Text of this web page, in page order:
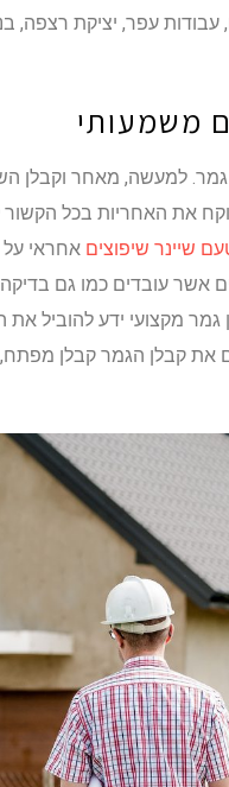
עפר, יציקת רצפה,
משמעותי
למעשה, מאחר וקבלן
את האחריות בכל הקשור
שיינר שיפוצים אחראי
אשר עובדים כמו גם
גמר מקצועי ידע להוביל
קבלן הגמר קבלן מפתח,